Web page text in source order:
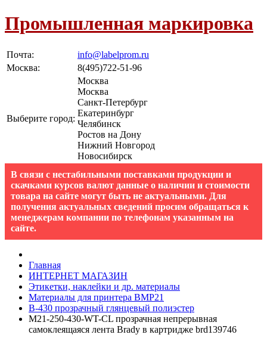
Промышленная маркировка
Почта:
info@labelprom.ru
Москва: 8(495)722-51-96
Выберите город:
Москва
Москва
Санкт-Петербург
Екатеринбург
Челябинск
Ростов на Дону
Нижний Новгород
Новосибирск
В связи с нестабильными поставками продукции и
скачками курсов валют данные о наличии и стоимости
товара на сайте могут быть не актуальными. Для
получения актуальных сведений просим обращаться к
менеджерам компании по телефонам указанным на
сайте.
Главная
ИНТЕРНЕТ МАГАЗИН
Этикетки, наклейки и др. материалы
Материалы для принтера BMP21
B-430 прозрачный глянцевый полиэстер
M21-250-430-WT-CL прозрачная непрерывная
самоклеящаяся лента Brady в картридже brd139746